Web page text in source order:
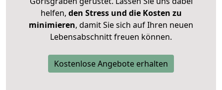
helfen, den Stress und die Kosten zu
minimieren, damit Sie sich auf Ihren neuen
Lebensabschnitt freuen können.
Kostenlose Angebote erhalten